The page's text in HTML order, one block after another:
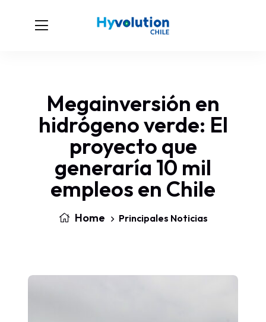
Megainversión en
hidrógeno verde: El
proyecto que
generaría 10 mil
empleos en Chile
Home Principales Noticias